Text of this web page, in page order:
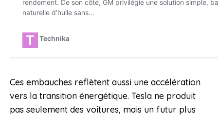
Ces embauches reflètent aussi une accélération
vers la transition énergétique. Tesla ne produit
pas seulement des voitures, mais un futur plus